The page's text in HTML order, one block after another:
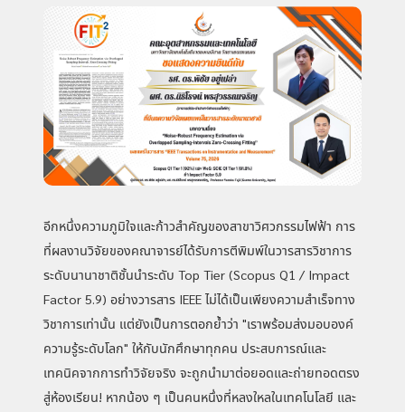
อีกหนึ่งความภูมิใจและก้าวสำคัญของสาขาวิศวกรรมไฟฟ้า การ
ที่ผลงานวิจัยของคณาจารย์ได้รับการตีพิมพ์ในวารสารวิชาการ
ระดับนานาชาติชั้นนำระดับ Top Tier (Scopus Q1 / Impact
Factor 5.9) อย่างวารสาร IEEE ไม่ได้เป็นเพียงความสำเร็จทาง
วิชาการเท่านั้น แต่ยังเป็นการตอกย้ำว่า "เราพร้อมส่งมอบองค์
ความรู้ระดับโลก" ให้กับนักศึกษาทุกคน ประสบการณ์และ
เทคนิคจากการทำวิจัยจริง จะถูกนำมาต่อยอดและถ่ายทอดตรง
สู่ห้องเรียน! หากน้อง ๆ เป็นคนหนึ่งที่หลงใหลในเทคโนโลยี และ